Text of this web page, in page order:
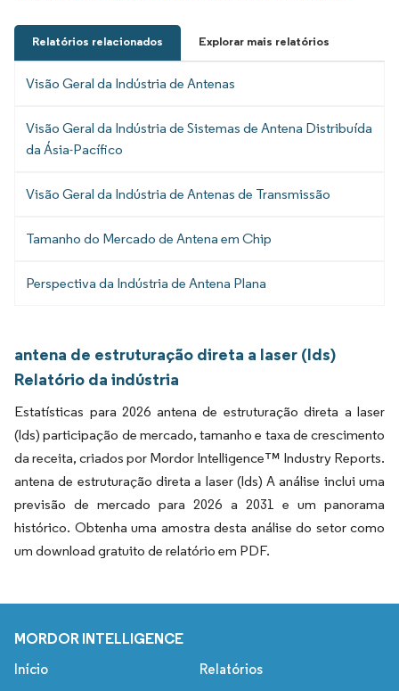
Relatórios relacionados Explorar mais relatórios
Visão Geral da Indústria de Antenas
Visão Geral da Indústria de Sistemas de Antena Distribuída
da Ásia-Pacífico
Visão Geral da Indústria de Antenas de Transmissão
Tamanho do Mercado de Antena em Chip
Perspectiva da Indústria de Antena Plana
antena de estruturação direta a laser (lds)
Relatório da indústria
Estatísticas para 2026 antena de estruturação direta a laser
(lds) participação de mercado, tamanho e taxa de crescimento
da receita, criados por Mordor Intelligence™ Industry Reports.
antena de estruturação direta a laser (lds) A análise inclui uma
previsão de mercado para 2026 a 2031 e um panorama
histórico. Obtenha uma amostra desta análise do setor como
um download gratuito de relatório em PDF.
MORDOR INTELLIGENCE
Início Relatórios